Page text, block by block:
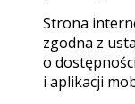
Strona
zgodna z
o
i aplikacji